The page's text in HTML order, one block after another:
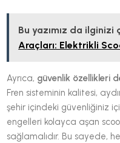
Bu yazımız da ilginizi
Araçları: Elektrikli
Ayrıca, güvenlik özellikleri
Fren sisteminin kalitesi,
şehir içindeki güvenliğiniz
engelleri kolayca aşan
sağlamalıdır. Bu sayede,